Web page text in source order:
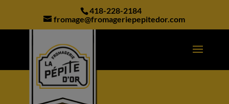
418-228-2184
fromage@fromageriepepitedor.com
modal-check